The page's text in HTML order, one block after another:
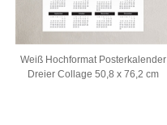
Weiß Hochformat Posterkalender
Dreier Collage 50,8 x 76,2 cm